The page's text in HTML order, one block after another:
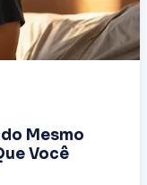
Mesmo
Você